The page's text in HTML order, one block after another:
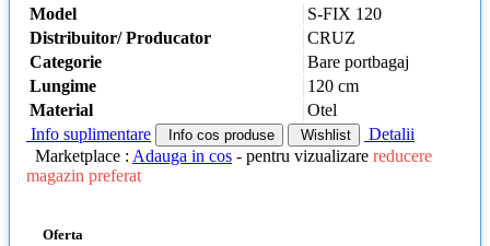
Model
S-FIX 120
Distribuitor/ Producator
CRUZ
Categorie
Bare portbagaj
Lungime
120 cm
Material
Otel
Info suplimentare
Info cos produse Wishlist
Detalii
Marketplace : Adauga in cos - pentru vizualizare reducere
magazin preferat
Oferta